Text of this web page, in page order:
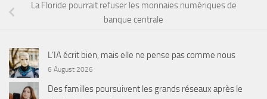
La Floride pourrait refuser les monnaies numériques de
banque centrale
L’IA écrit bien, mais elle ne pense pas comme nous
6 August 2026
Des familles poursuivent les grands réseaux après le